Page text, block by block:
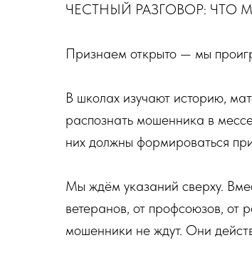
ЧЕСТНЫЙ РАЗГОВОР: ЧТО
Признаем открыто — мы
В школах изучают историю,
распознать мошенника в
них должны формироваться
Мы ждём указаний сверху.
ветеранов, от профсоюзов, от
мошенники не ждут. Они